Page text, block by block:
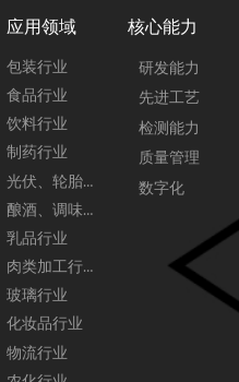
核心能力
研发能力
先进工艺
检测能力
质量管理
数字化
应用领域
包装行业
食品行业
饮料行业
制药行业
光伏、轮胎行业
酿酒、调味品行业
乳品行业
肉类加工行业
玻璃行业
化妆品行业
物流行业